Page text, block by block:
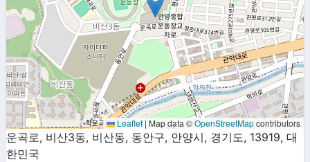
Leaflet | Map data ©OpenStreetMapcontributors
운곡로, 비산3동, 비산동, 동안구, 안양시, 경기도, 13919, 대
한민국